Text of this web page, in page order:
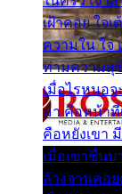
เฝ้าคอย ใจ
ความใน ใจ
ท่ามความสุ
เมื่อไรหนอ
มา คือหน้าที่
คือหยังเขา
เมื่อเขาชื่น
ล้างจานคอ